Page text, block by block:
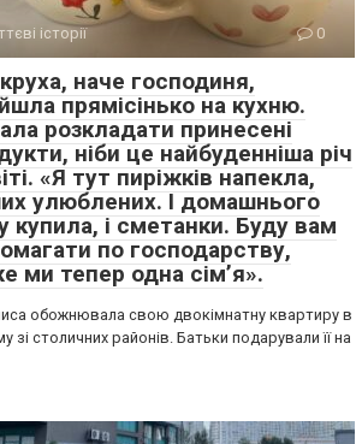
історії 0
наче господиня,
прямісінько на кухню.
розкладати принесені
ніби це найбуденніша річ
«Я тут пиріжків напекла,
улюблених. І домашнього
купила, і сметанки. Буду вам
по господарству,
ми тепер одна сім’я».
обожнювала свою двокімнатну квартиру в
зі столичних районів. Батьки подарували її на